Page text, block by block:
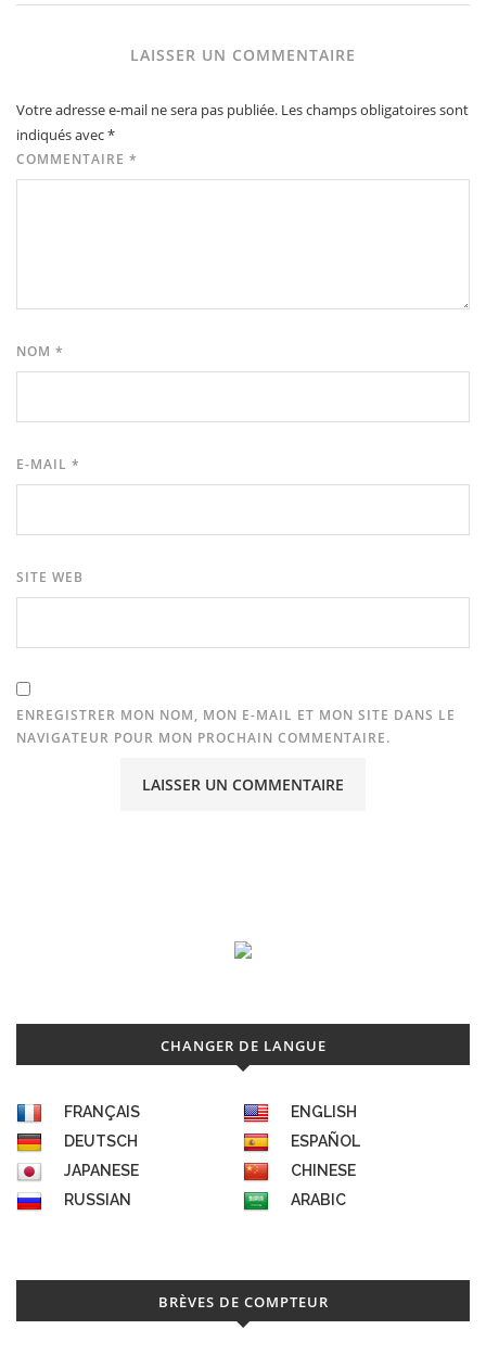
LAISSER UN COMMENTAIRE
Votre adresse e-mail ne sera pas publiée. Les champs obligatoires sont
indiqués avec*
COMMENTAIRE *
NOM *
E-MAIL *
SITE WEB
ENREGISTRER MON NOM, MON E-MAIL ET MON SITE DANS LE
NAVIGATEUR POUR MON PROCHAIN COMMENTAIRE.
CHANGER DE LANGUE
FRANÇAIS
ENGLISH
DEUTSCH
ESPAÑOL
JAPANESE
CHINESE
RUSSIAN
ARABIC
BRÈVES DE COMPTEUR